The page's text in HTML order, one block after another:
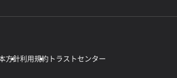
方針利用規約 トラストセンター